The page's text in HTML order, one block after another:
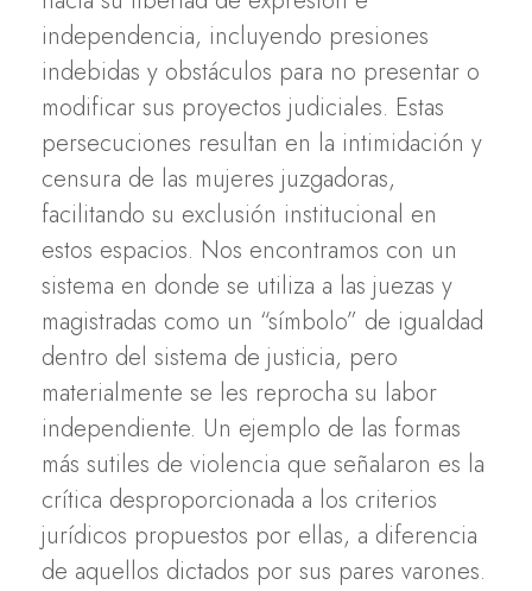
independencia, incluyendo presiones
indebidas y obstáculos para no presentar o
modificar sus proyectos judiciales. Estas
persecuciones resultan en la intimidación y
censura de las mujeres juzgadoras,
facilitando su exclusión institucional en
estos espacios. Nos encontramos con un
sistema en donde se utiliza a las juezas y
magistradas como un “símbolo” de igualdad
dentro del sistema de justicia, pero
materialmente se les reprocha su labor
independiente. Un ejemplo de las formas
más sutiles de violencia que señalaron es la
crítica desproporcionada a los criterios
jurídicos propuestos por ellas, a diferencia
de aquellos dictados por sus pares varones.